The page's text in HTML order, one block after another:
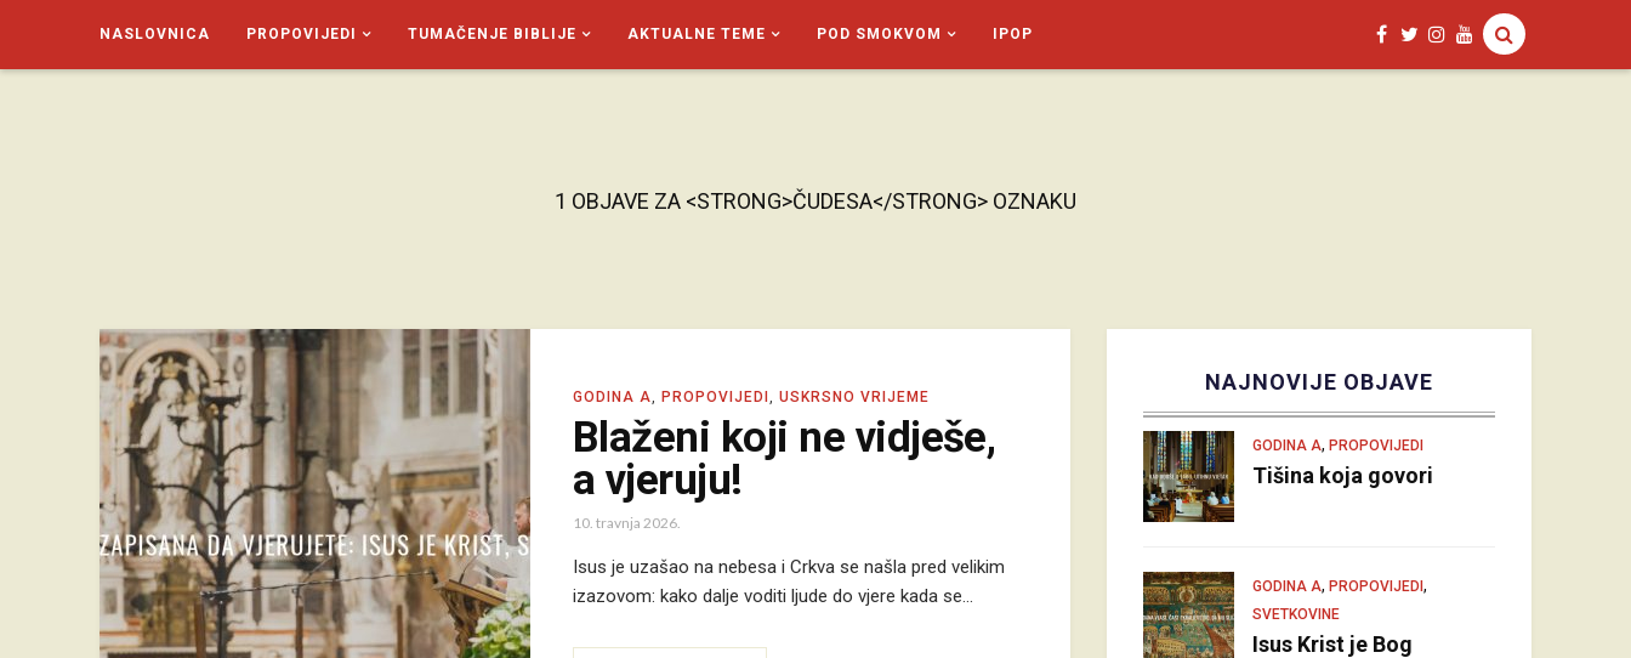
NASLOVNICA PROPOVIJEDI TUMAČENJE BIBLIJE AKTUALNE TEME POD SMOKVOM IPOP
1 OBJAVE ZA <STRONG>ČUDESA</STRONG> OZNAKU
GODINA A, PROPOVIJEDI , USKRSNO VRIJEME
Blaženi koji ne vidješe,
a vjeruju!
10. travnja 2026.
Isus je uzašao na nebesa i Crkva se našla pred velikim
izazovom: kako dalje voditi ljude do vjere kada se…
NAJNOVIJE OBJAVE
GODINA A, PROPOVIJEDI
Tišina koja govori
GODINA A, PROPOVIJEDI ,
SVETKOVINE
Isus Krist je Bog